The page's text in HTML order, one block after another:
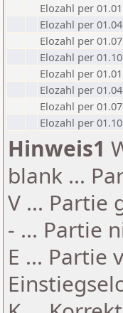
Elozahl per
Elozahl per
Elozahl per
Elozahl per
Elozahl per
Elozahl per
Elozahl per
Elozahl per
Hinweis1
blank ...
V ... Partie
- ... Partie
E ... Partie